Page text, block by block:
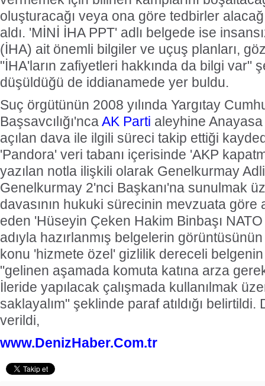
oluşturacağı veya ona göre tedbirler
aldı. 'MİNİ İHA PPT' adlı belgede ise
(İHA) ait önemli bilgiler ve uçuş planları,
"İHA'ların zafiyetleri hakkında da bilgi var"
düşüldüğü de iddianamede yer buldu.
Suç örgütünün 2008 yılında Yargıtay
Başsavcılığı'ncaAK Parti aleyhine
açılan dava ile ilgili süreci takip ettiği
'Pandora' veri tabanı içerisinde 'AKP
yazılan notla ilişkili olarak Genelkurmay
Genelkurmay 2'nci Başkanı'na sunulmak
davasının hukuki sürecinin mevzuata göre
eden 'Hüseyin Çeken Hakim Binbaşı
adıyla hazırlanmış belgelerin
konu 'hizmete özel' gizlilik dereceli
"gelinen aşamada komuta katına arza
İleride yapılacak çalışmada kullanılmak
saklayalım" şeklinde paraf atıldığı
verildi,
www.DenizHaber.Com.tr